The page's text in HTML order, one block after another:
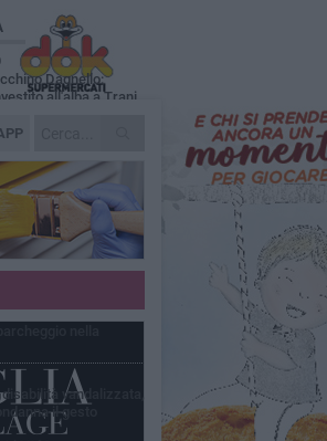
Dagnello:
all'alba a Trani
benzinaio col
che lo
mattina
Nasce il servizio
vandalizzata,
il gesto